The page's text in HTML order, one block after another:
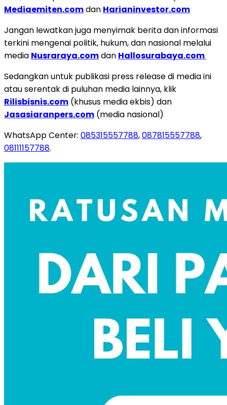
Mediaemiten.comdan Harianinvestor.com
Jangan lewatkan juga menyimak berita dan informasi
terkini mengenai politik, hukum, dan nasional melalui
media Nusraraya.comdan Hallosurabaya.com
Sedangkan untuk publikasi press release di media ini
atau serentak di puluhan media lainnya, klik
Rilisbisnis.com (khusus media ekbis) dan
Jasasiaranpers.com (media nasional)
WhatsApp Center: 085315557788,087815557788,
08111157788.